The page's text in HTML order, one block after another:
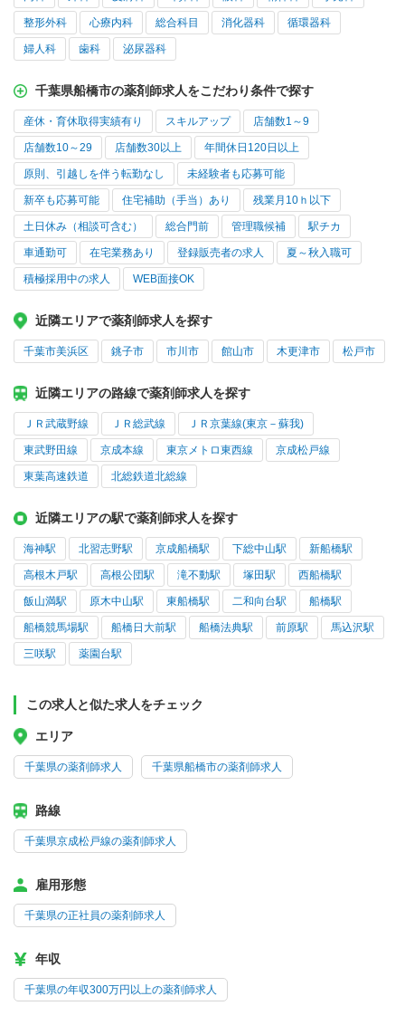
整形外科 心療内科 総合科目 消化器科 循環器科
婦人科 歯科 泌尿器科
千葉県船橋市の薬剤師求人をこだわり条件で探す
産休・育休取得実績有り スキルアップ 店舗数1～9
店舗数10～29 店舗数30以上 年間休日120日以上
原則、引越しを伴う転勤なし 未経験者も応募可能
新卒も応募可能 住宅補助（手当）あり 残業月10ｈ以下
土日休み（相談可含む） 総合門前 管理職候補 駅チカ
車通勤可 在宅業務あり 登録販売者の求人 夏～秋入職可
積極採用中の求人 WEB面接OK
近隣エリアで薬剤師求人を探す
千葉市美浜区 銚子市 市川市 館山市 木更津市 松戸市
近隣エリアの路線で薬剤師求人を探す
ＪＲ武蔵野線 ＪＲ総武線 ＪＲ京葉線(東京－蘇我)
東武野田線 京成本線 東京メトロ東西線 京成松戸線
東葉高速鉄道 北総鉄道北総線
近隣エリアの駅で薬剤師求人を探す
海神駅 北習志野駅 京成船橋駅 下総中山駅 新船橋駅
高根木戸駅 高根公団駅 滝不動駅 塚田駅 西船橋駅
飯山満駅 原木中山駅 東船橋駅 二和向台駅 船橋駅
船橋競馬場駅 船橋日大前駅 船橋法典駅 前原駅 馬込沢駅
三咲駅 薬園台駅
この求人と似た求人をチェック
エリア
千葉県の薬剤師求人 千葉県船橋市の薬剤師求人
路線
千葉県京成松戸線の薬剤師求人
雇用形態
千葉県の正社員の薬剤師求人
年収
千葉県の年収300万円以上の薬剤師求人